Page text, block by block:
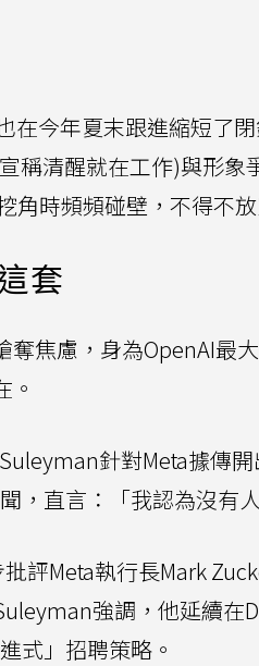
在今年夏末跟進縮短了
稱清醒就在工作)與形
角時頻頻碰壁，不得不
套
奪焦慮，身為OpenAI最
。
Suleyman針對Meta據傳
，直言：「我認為沒有
評Meta執行長Mark
強調，他延續
式」招聘策略。